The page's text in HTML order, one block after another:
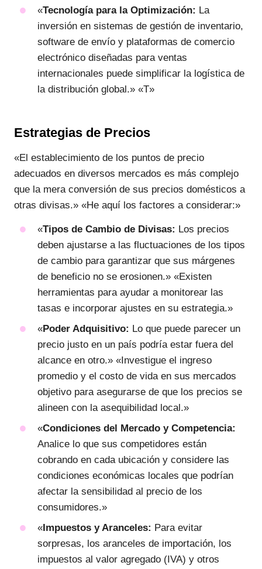
«Tecnología para la Optimización: La
inversión en sistemas de gestión de inventario,
software de envío y plataformas de comercio
electrónico diseñadas para ventas
internacionales puede simplificar la logística de
la distribución global.» «T»
Estrategias de Precios
«El establecimiento de los puntos de precio
adecuados en diversos mercados es más complejo
que la mera conversión de sus precios domésticos a
otras divisas.» «He aquí los factores a considerar:»
«Tipos de Cambio de Divisas: Los precios
deben ajustarse a las fluctuaciones de los tipos
de cambio para garantizar que sus márgenes
de beneficio no se erosionen.» «Existen
herramientas para ayudar a monitorear las
tasas e incorporar ajustes en su estrategia.»
«Poder Adquisitivo: Lo que puede parecer un
precio justo en un país podría estar fuera del
alcance en otro.» «Investigue el ingreso
promedio y el costo de vida en sus mercados
objetivo para asegurarse de que los precios se
alineen con la asequibilidad local.»
«Condiciones del Mercado y Competencia:
Analice lo que sus competidores están
cobrando en cada ubicación y considere las
condiciones económicas locales que podrían
afectar la sensibilidad al precio de los
consumidores.»
«Impuestos y Aranceles: Para evitar
sorpresas, los aranceles de importación, los
impuestos al valor agregado (IVA) y otros